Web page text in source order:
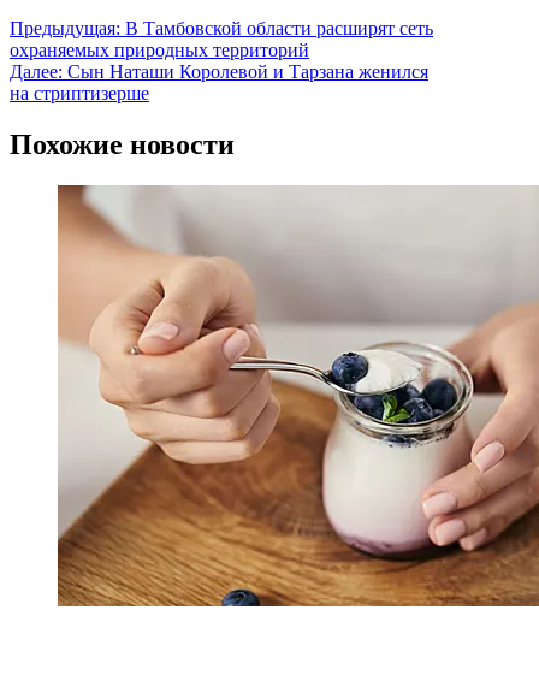
Предыдущая: В Тамбовской области расширят сеть
охраняемых природных территорий
Далее: Сын Наташи Королевой и Тарзана женился
на стриптизерше
Похожие новости